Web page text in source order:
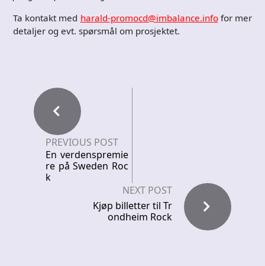
Ta kontakt med harald-promocd@imbalance.infofor mer
detaljer og evt. spørsmål om prosjektet.
PREVIOUS POST
En verdenspremie
re på Sweden Roc
k
NEXT POST
Kjøp billetter til Tr
ondheim Rock